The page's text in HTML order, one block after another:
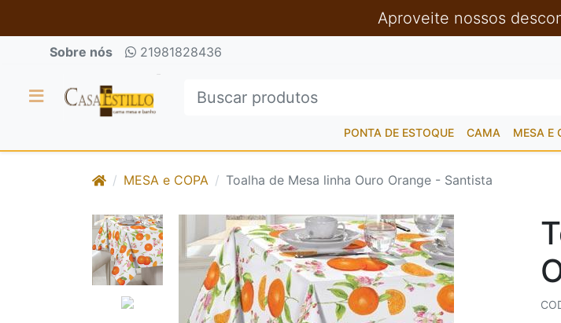
Aproveite nossos
Sobre nós 21981828436
PONTA DE ESTOQUE CAMA MESA E
MESA e COPA Toalha de Mesa linha Ouro Orange - Santista